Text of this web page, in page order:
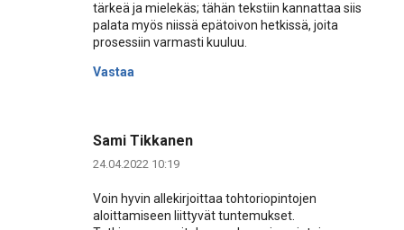
tärkeä ja mielekäs; tähän tekstiin kannattaa siis
palata myös niissä epätoivon hetkissä, joita
prosessiin varmasti kuuluu.
Vastaa
Sami Tikkanen
24.04.2022 10:19
Voin hyvin allekirjoittaa tohtoriopintojen
aloittamiseen liittyvät tuntemukset.